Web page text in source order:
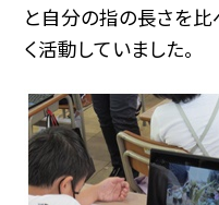
と自分の指の長さを比
く活動していました。